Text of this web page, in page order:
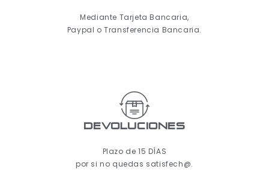
Mediante Tarjeta Bancaria,
Paypal o Transferencia Bancaria.
Devoluciones
Plazo de 15 DÍAS
por si no quedas satisfech@.